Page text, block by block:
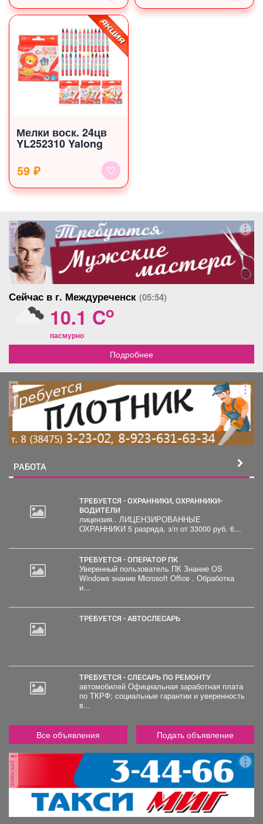
Мелки воск. 24цв
YL252310 Yalong
59 ₽
реклама
Сейчас в г. Междуреченск (05:54)
10.1 Co
пасмурно
Подробнее
реклама
РАБОТА
ТРЕБУЕТСЯ - ОХРАННИКИ, ОХРАННИКИ-
ВОДИТЕЛИ
лицензия.. ЛИЦЕНЗИРОВАННЫЕ
ОХРАННИКИ 5 разряда, з/п от 33000 руб. 6...
ТРЕБУЕТСЯ - ОПЕРАТОР ПК
Уверенный пользователь ПК Знание OS
Windows знание Microsoft Office . Обработка
и...
ТРЕБУЕТСЯ - АВТОСЛЕСАРЬ
ТРЕБУЕТСЯ - СЛЕСАРЬ ПО РЕМОНТУ
автомобилей Официальная заработная плата
по ТКРФ; социальные гарантии и уверенность
в...
Все объявления Подать объявление
реклама